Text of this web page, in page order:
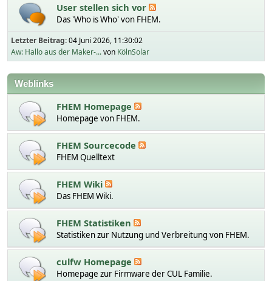
User stellen sich vor
Das 'Who is Who' von FHEM.
Letzter Beitrag:04 Juni 2026, 11:30:02
Aw: Hallo aus der Maker-...von KölnSolar
Weblinks
FHEM Homepage
Homepage von FHEM.
FHEM Sourcecode
FHEM Quelltext
FHEM Wiki
Das FHEM Wiki.
FHEM Statistiken
Statistiken zur Nutzung und Verbreitung von FHEM.
culfw Homepage
Homepage zur Firmware der CUL Familie.